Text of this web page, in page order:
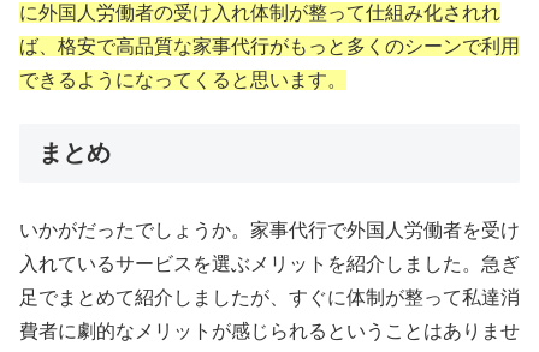
に外国人労働者の受け入れ体制が整って仕組み化されれ
ば、格安で高品質な家事代行がもっと多くのシーンで利用
できるようになってくると思います。
まとめ
いかがだったでしょうか。家事代行で外国人労働者を受け
入れているサービスを選ぶメリットを紹介しました。急ぎ
足でまとめて紹介しましたが、すぐに体制が整って私達消
費者に劇的なメリットが感じられるということはありませ